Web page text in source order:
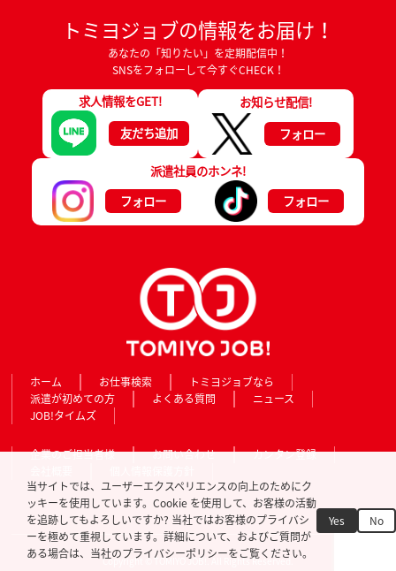
トミヨジョブの情報をお届け！
あなたの「知りたい」を定期配信中！
SNSをフォローして今すぐCHECK！
求人情報をGET!
友だち追加
お知らせ配信!
フォロー
派遣社員のホンネ!
フォロー
フォロー
ホーム お仕事検索
トミヨジョブなら
派遣が初めての方
よくある質問
ニュース
JOB!タイムズ
企業のご担当者様 お問い合わせ
カンタン登録
Copyright © TOMIYO JOB!. All Rights Reserved.
当サイトでは、ユーザーエクスペリエンスの向上のためにク
ッキーを使用しています。Cookie を使用して、お客様の活動
を追跡してもよろしいですか? 当社ではお客様のプライバシ
ーを極めて重視しています。詳細について、およびご質問が
ある場合は、当社のプライバシーポリシーをご覧ください。
Yes No